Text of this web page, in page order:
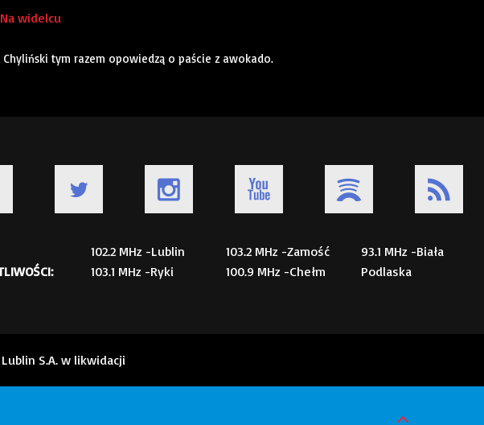
widelcu
Chyliński tym razem opowiedzą o paście z awokado.
102.2 MHz -Lublin
103.1 MHz -Ryki
103.2 MHz -Zamość
100.9 MHz -Chełm
93.1 MHz -Biała
Podlaska
S.A. w likwidacji